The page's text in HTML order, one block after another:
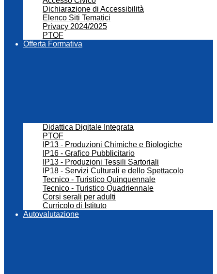
Dichiarazione di Accessibilità
Elenco Siti Tematici
Privacy 2024/2025
PTOF
Offerta Formativa
Didattica Digitale Integrata
PTOF
IP13 - Produzioni Chimiche e Biologiche
IP16 - Grafico Pubblicitario
IP13 - Produzioni Tessili Sartoriali
IP18 - Servizi Culturali e dello Spettacolo
Tecnico - Turistico Quinquennale
Tecnico - Turistico Quadriennale
Corsi serali per adulti
Curricolo di Istituto
Autovalutazione